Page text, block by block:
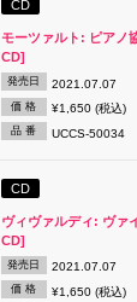
CD
モーツァルト: ピアノ
CD]
発売日 2021.07.07
価 格 ¥1,650 (税込)
品 番 UCCS-50034
CD
ヴィヴァルディ: ヴァ
CD]
発売日 2021.07.07
価 格 ¥1,650 (税込)